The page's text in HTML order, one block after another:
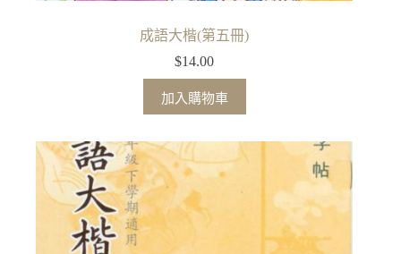
成語大楷(第五冊)
$14.00
加入購物車